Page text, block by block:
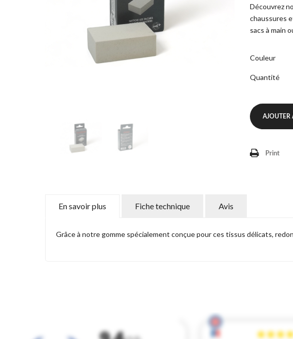
Découvrez
chaussures
sacs à main
Couleur
Quantité
AJOUTER
Print
En savoir plus Fiche technique Avis
Grâce à notre gomme spécialement conçue pour ces tissus délicats,